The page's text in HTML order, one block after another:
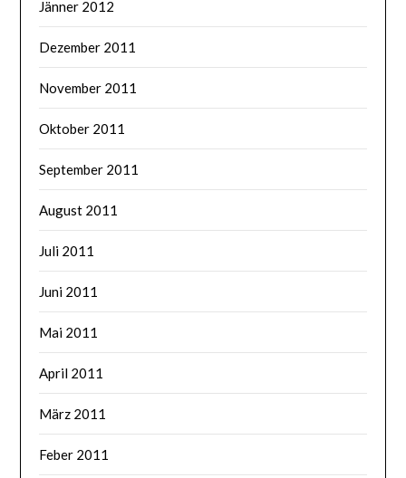
Jänner 2012
Dezember 2011
November 2011
Oktober 2011
September 2011
August 2011
Juli 2011
Juni 2011
Mai 2011
April 2011
März 2011
Feber 2011